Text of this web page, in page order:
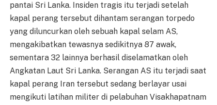
pantai Sri Lanka. Insiden tragis itu terjadi setelah
kapal perang tersebut dihantam serangan torpedo
yang diluncurkan oleh sebuah kapal selam AS,
mengakibatkan tewasnya sedikitnya 87 awak,
sementara 32 lainnya berhasil diselamatkan oleh
Angkatan Laut Sri Lanka. Serangan AS itu terjadi saat
kapal perang Iran tersebut sedang berlayar usai
mengikuti latihan militer di pelabuhan Visakhapatnam